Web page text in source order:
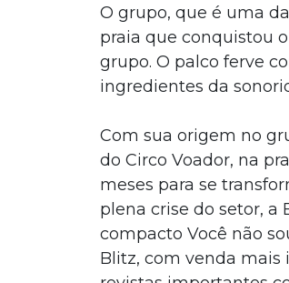
O grupo, que é uma
praia que conquistou
grupo. O palco ferve
ingredientes da
Com sua origem no
do Circo Voador, na
meses para se
plena crise do setor,
compacto Você não
Blitz, com venda mais